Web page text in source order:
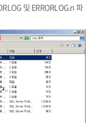
및 ERRORLOG.n 파